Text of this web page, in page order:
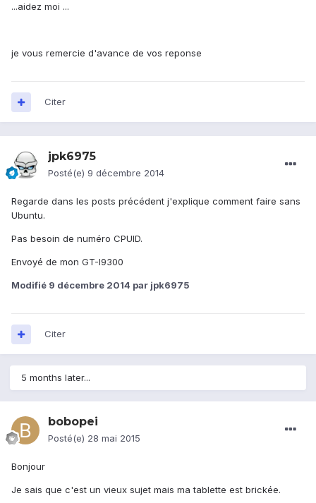
...aidez moi ...
je vous remercie d'avance de vos reponse
Citer
jpk6975
Posté(e) 9 décembre 2014
Regarde dans les posts précédent j'explique comment faire sans
Ubuntu.
Pas besoin de numéro CPUID.
Envoyé de mon GT-I9300
Modifié 9 décembre 2014 par jpk6975
Citer
5 months later...
bobopei
Posté(e) 28 mai 2015
Bonjour
Je sais que c'est un vieux sujet mais ma tablette est brickée.